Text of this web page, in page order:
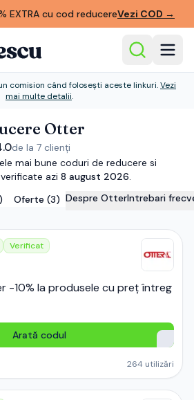
EXTRA cu cod reducereVezi COD →
comision când folosești aceste linkuri.Vezi
mai multe detalii.
Otter
de la 7 clienți
mai bune coduri de reducere si
azi 8 august 2026.
) Oferte (3) Despre OtterIntrebari
Verificat
-10% la produsele cu preț întreg
Arată codul
264 utilizări